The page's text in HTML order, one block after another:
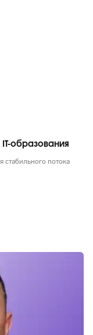
IT-образования
стабильного потока